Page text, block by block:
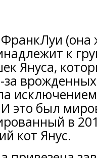
(она
к
Януса,
это был
в
кот Янус.